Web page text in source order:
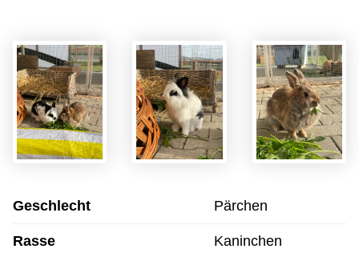
Geschlecht Pärchen
Rasse Kaninchen